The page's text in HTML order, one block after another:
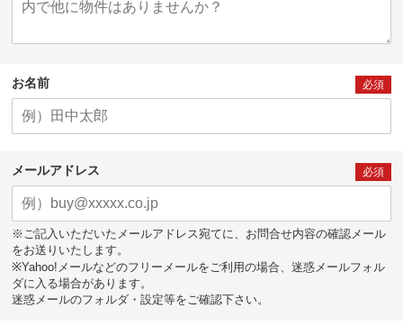
お名前 必須
メールアドレス 必須
※ご記入いただいたメールアドレス宛てに、お問合せ内容の確認メール
をお送りいたします。
※Yahoo!メールなどのフリーメールをご利用の場合、迷惑メールフォル
ダに入る場合があります。
迷惑メールのフォルダ・設定等をご確認下さい。